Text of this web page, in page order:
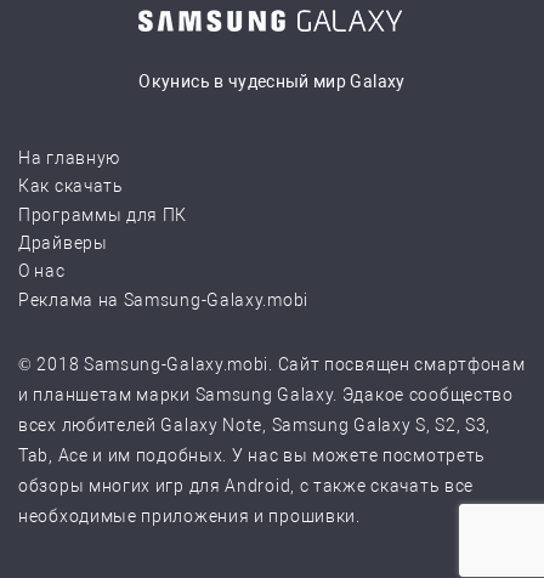
Окунись в чудесный мир Galaxy
На главную
Как скачать
Программы для ПК
Драйверы
О нас
Реклама на Samsung-Galaxy.mobi
© 2018 Samsung-Galaxy.mobi. Сайт посвящен смартфонам
и планшетам марки Samsung Galaxy. Эдакое сообщество
всех любителей Galaxy Note, Samsung Galaxy S, S2, S3,
Tab, Ace и им подобных. У нас вы можете посмотреть
обзоры многих игр для Android, с также скачать все
необходимые приложения и прошивки.